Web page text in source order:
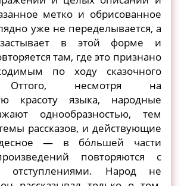
метко и обрисованное
уже не переделывается, а
в этой форме и
там, где это признано
по ходу сказочного
Оттого, несмотря на
красоту языка, народные
однообразностью, тем
рассказов, и действующие
— в бо́льшей части
повторяются с
отступлениями. Народ не